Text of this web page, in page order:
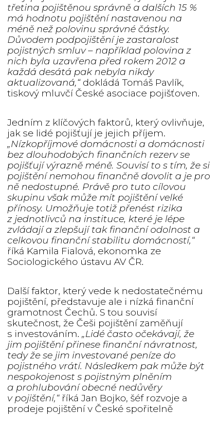
třetina pojištěnou správně a dalších 15 %
má hodnotu pojištění nastavenou na
méně než polovinu správné částky.
Důvodem podpojištění je zastaralost
pojistných smluv – například polovina z
nich byla uzavřena před rokem 2012 a
každá desátá pak nebyla nikdy
aktualizovaná,“ dokládá Tomáš Pavlík,
tiskový mluvčí České asociace pojišťoven.
Jedním z klíčových faktorů, který ovlivňuje,
jak se lidé pojišťují je jejich příjem.
„Nízkopříjmové domácnosti a domácnosti
bez dlouhodobých finančních rezerv se
pojišťují výrazně méně. Souvisí to s tím, že si
pojištění nemohou finančně dovolit a je pro
ně nedostupné. Právě pro tuto cílovou
skupinu však může mít pojištění velké
přínosy. Umožňuje totiž přenést rizika
z jednotlivců na instituce, které je lépe
zvládají a zlepšují tak finanční odolnost a
celkovou finanční stabilitu domácností,“
říká Kamila Fialová, ekonomka ze
Sociologického ústavu AV ČR.
Další faktor, který vede k nedostatečnému
pojištění, představuje ale i nízká finanční
gramotnost Čechů. S tou souvisí
skutečnost, že Češi pojištění zaměňují
s investováním.„Lidé často očekávají, že
jim pojištění přinese finanční návratnost,
tedy že se jim investované peníze do
pojistného vrátí. Následkem pak může být
nespokojenost s pojistným plněním
a prohlubování obecné nedůvěry
v pojištění,“říká Jan Bojko, šéf rozvoje a
prodeje pojištění v České spořitelně